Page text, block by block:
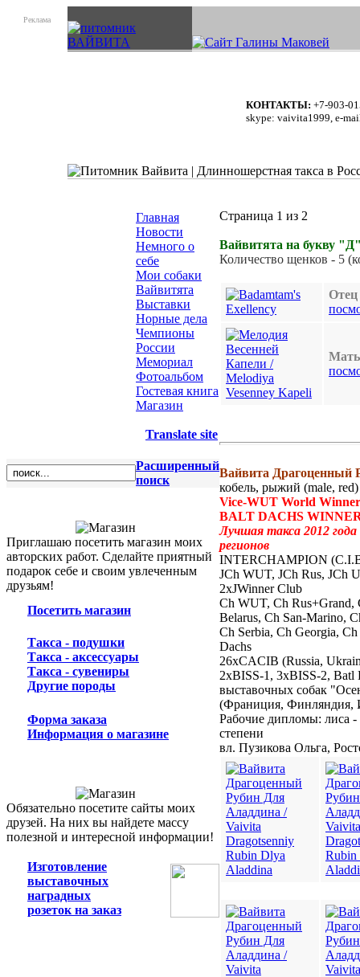
Реклама
КОНТАКТЫ: +7-903-
skype: vaivita1999, e-
Главная
Новости
Немного о
себе
Мои собаки
Вайвитята
Выставки
Норные дела
Чемпионы
России
Мемориал
Фотоальбом
Гостевая книга
Магазин
Translate site
Расширенный
поиск
Приглашаю посетить магазин моих
авторских работ. Сделайте приятный
подарок себе и своим увлеченным
друзьям!
Посетить магазин
Такса - подушки
Такса - аксессуары
Такса - сувениры
Другие породы
Форма заказа
Информация о магазине
Обязательно посетите сайты моих
друзей. На них вы найдете массу
полезной и интересной информации!
Изготовление
выставочных
наградных
розеток на заказ
Страница 1 из 2
Вайвитята на букву
Количество щенков - 5
Отец
Вайвита Драгоценный
кобель, рыжий (male, red)
Vice-WUT World
BALT DACHS
Лучшая такса 2012 года
регионов
INTERCHAMPION
JCh WUT, JCh Rus, JCh
2xJWinner Club
Ch WUT, Ch Rus+Grand,
Belarus, Ch San-Marino,
Ch Serbia, Ch Georgia,
Dachs
26xCACIB (Russia,
2xBISS-1, 3xBISS-2, Batl
выставочных собак
(Франиция, Финляндия,
Рабочие дипломы: лиса -
степени
вл. Пузикова Ольга,